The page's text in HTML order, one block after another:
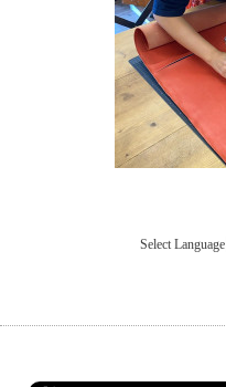
Select Language